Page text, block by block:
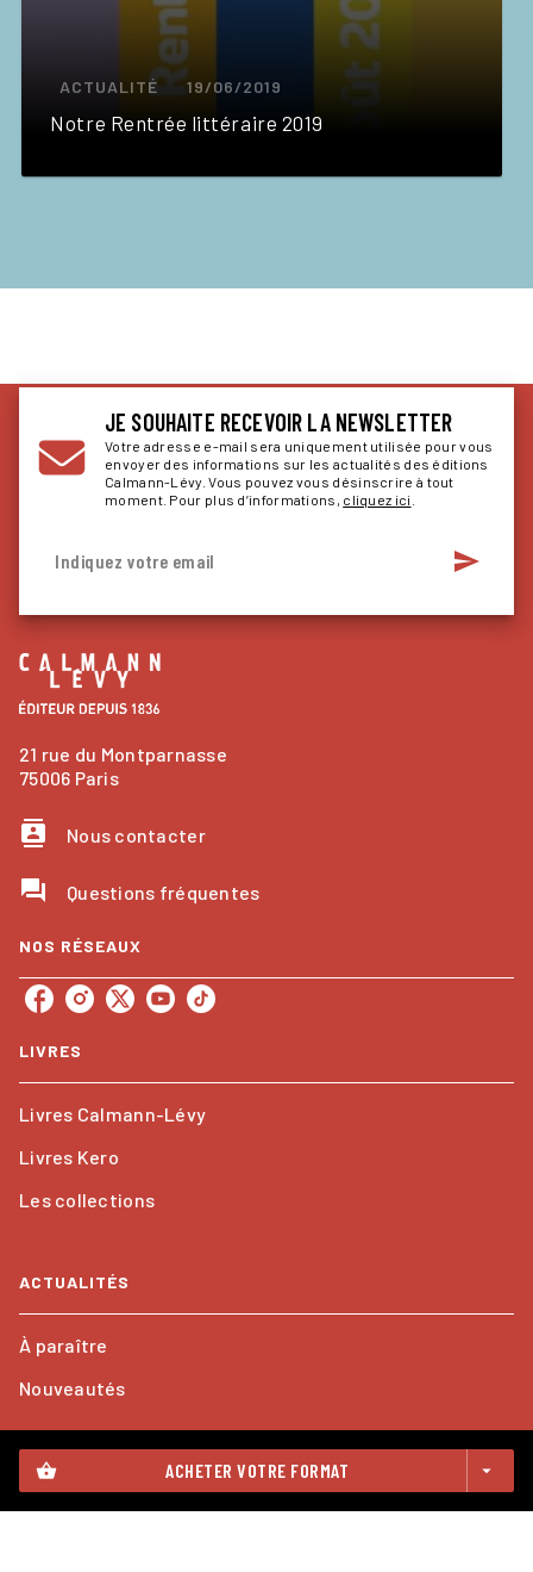
shopping_basket ACHETER VOTRE FORMAT arrow_drop_down
ACTUALITÉ 19/06/2019
Notre Rentrée littéraire 2019
JE SOUHAITE RECEVOIR LA NEWSLETTER
Votre adresse e-mail sera uniquement utilisée pour vous
envoyer des informations sur les actualités des éditions
Calmann-Lévy. Vous pouvez vous désinscrire à tout
moment. Pour plus d’informations, cliquez ici
Indiquez votre email send
21 rue du Montparnasse
75006 Paris
contacts Nous contacter
question_answer Questions fréquentes
NOS RÉSEAUX
LIVRES
Livres Calmann-Lévy
Livres Kero
Les collections
ACTUALITÉS
À paraître
Nouveautés
PROFESSIONNELS